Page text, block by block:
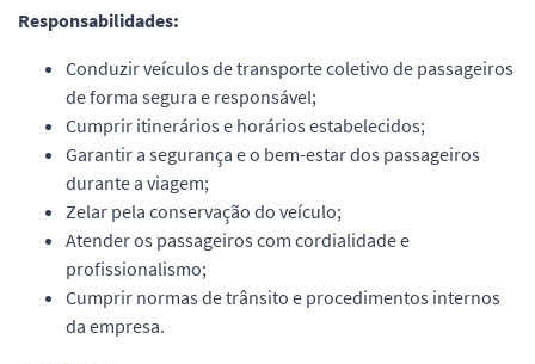
Responsabilidades:
Conduzir veículos de transporte coletivo de passageiros
de forma segura e responsável;
Cumprir itinerários e horários estabelecidos;
Garantir a segurança e o bem-estar dos passageiros
durante a viagem;
Zelar pela conservação do veículo;
Atender os passageiros com cordialidade e
profissionalismo;
Cumprir normas de trânsito e procedimentos internos
da empresa.